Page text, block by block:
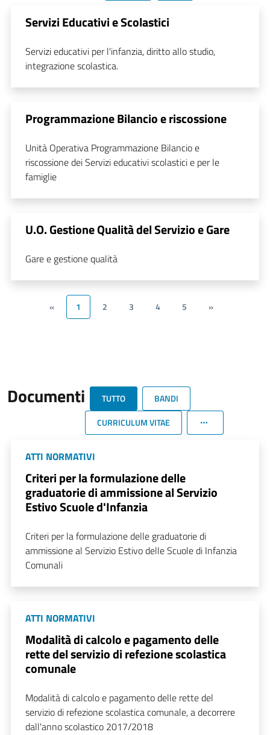
Servizi Educativi e Scolastici
Servizi educativi per l'infanzia, diritto allo studio,
integrazione scolastica.
Programmazione Bilancio e riscossione
Unità Operativa Programmazione Bilancio e
riscossione dei Servizi educativi scolastici e per le
famiglie
U.O. Gestione Qualità del Servizio e Gare
Gare e gestione qualità
« 1 2 3 4 5 »
Documenti TUTTO
BANDI
CURRICULUM VITAE
ATTI NORMATIVI
Criteri per la formulazione delle
graduatorie di ammissione al Servizio
Estivo Scuole d'Infanzia
Criteri per la formulazione delle graduatorie di
ammissione al Servizio Estivo delle Scuole di Infanzia
Comunali
ATTI NORMATIVI
Modalità di calcolo e pagamento delle
rette del servizio di refezione scolastica
comunale
Modalità di calcolo e pagamento delle rette del
servizio di refezione scolastica comunale, a decorrere
dall'anno scolastico 2017/2018